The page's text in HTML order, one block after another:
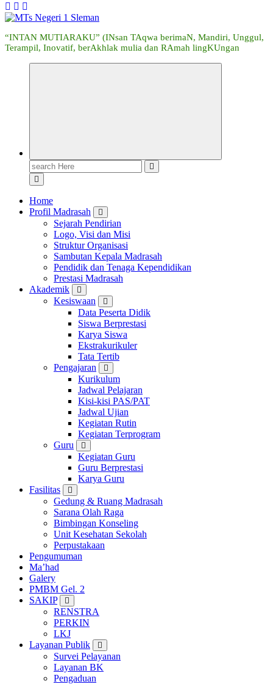
“INTAN MUTIARAKU” (INsan TAqwa berimaN, Mandiri, Unggul,
Terampil, Inovatif, berAkhlak mulia dan RAmah lingKUngan
Search
for:
Home
Profil Madrasah
Sejarah Pendirian
Logo, Visi dan Misi
Struktur Organisasi
Sambutan Kepala Madrasah
Pendidik dan Tenaga Kependidikan
Prestasi Madrasah
Akademik
Kesiswaan
Data Peserta Didik
Siswa Berprestasi
Karya Siswa
Ekstrakurikuler
Tata Tertib
Pengajaran
Kurikulum
Jadwal Pelajaran
Kisi-kisi PAS/PAT
Jadwal Ujian
Kegiatan Rutin
Kegiatan Terprogram
Guru
Kegiatan Guru
Guru Berprestasi
Karya Guru
Fasilitas
Gedung & Ruang Madrasah
Sarana Olah Raga
Bimbingan Konseling
Unit Kesehatan Sekolah
Perpustakaan
Pengumuman
Ma’had
Galery
PMBM Gel. 2
SAKIP
RENSTRA
PERKIN
LKJ
Layanan Publik
Survei Pelayanan
Layanan BK
Pengaduan